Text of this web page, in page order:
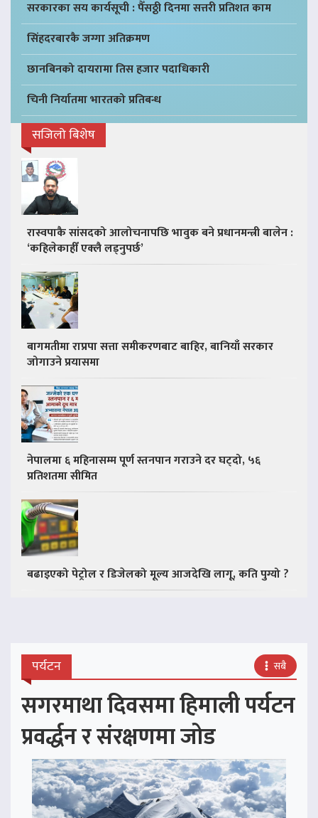
सरकारका सय कार्यसूची : पैँसठ्ठी दिनमा सत्तरी प्रतिशत काम
सिंहदरबारकै जग्गा अतिक्रमण
छानबिनको दायरामा तिस हजार पदाधिकारी
चिनी निर्यातमा भारतको प्रतिबन्ध
सजिलो बिशेष
रास्वपाकै सांसदको आलोचनापछि भावुक बने प्रधानमन्त्री बालेन :
‘कहिलेकाहीँ एक्लै लड्नुपर्छ’
बागमतीमा राप्रपा सत्ता समीकरणबाट बाहिर, बानियाँ सरकार
जोगाउने प्रयासमा
नेपालमा ६ महिनासम्म पूर्ण स्तनपान गराउने दर घट्दो, ५६
प्रतिशतमा सीमित
बढाइएको पेट्रोल र डिजेलको मूल्य आजदेखि लागू, कति पुग्यो ?
पर्यटन सबै
सगरमाथा दिवसमा हिमाली पर्यटन
प्रवर्द्धन र संरक्षणमा जोड